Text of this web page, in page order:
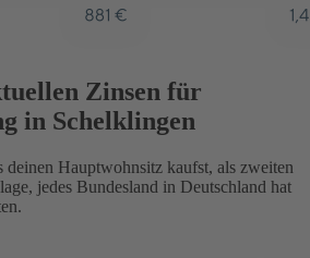
Zinsen für
in Schelklingen
Hauptwohnsitz kaufst, als zweiten
jedes Bundesland in Deutschland hat